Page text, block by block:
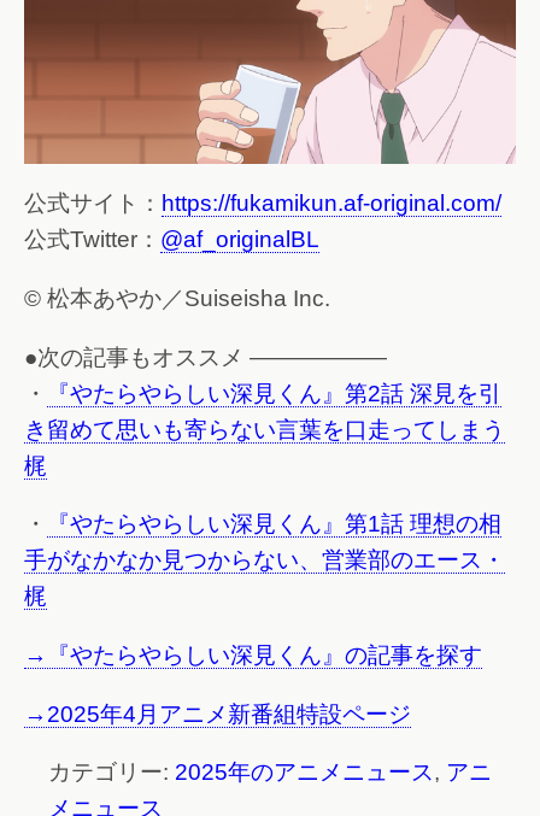
公式サイト： https://fukamikun.af-original.com/
公式Twitter： @af_originalBL
© 松本あやか／Suiseisha Inc.
●次の記事もオススメ ——————
・
『やたらやらしい深見くん』第2話 深見を引
き留めて思いも寄らない言葉を口走ってしまう
梶
・
『やたらやらしい深見くん』第1話 理想の相
手がなかなか見つからない、営業部のエース・
梶
→『やたらやらしい深見くん』の記事を探す
→2025年4月アニメ新番組特設ページ
カテゴリー: 2025年のアニメニュース, アニ
メニュース